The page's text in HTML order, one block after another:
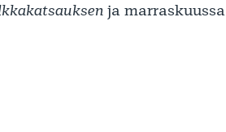
ja marraskuussa